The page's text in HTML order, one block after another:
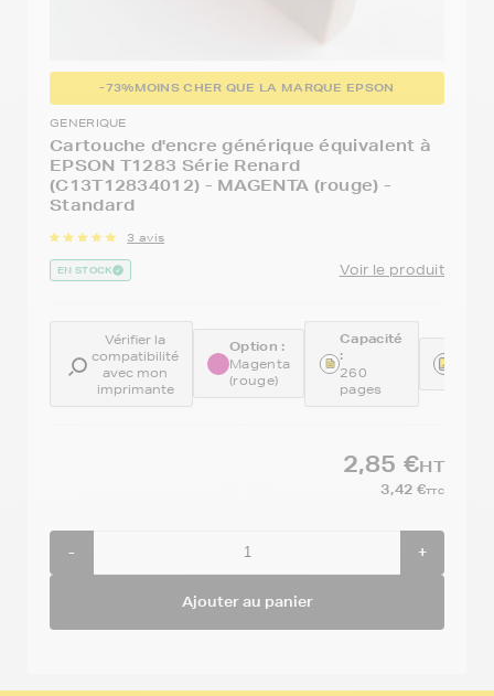
-73%MOINS CHER QUE LA MARQUE EPSON
GENERIQUE
Cartouche d'encre générique équivalent à
EPSON T1283 Série Renard
(C13T12834012) - MAGENTA (rouge) -
Standard
3 avis
EN STOCK Voir le produit
Vérifier la
compatibilité
avec mon
imprimante
Option :
Magenta
(rouge)
Capacité
:
260
pages
2,85 €HT
3,42 €TTC
- +
Ajouter au panier